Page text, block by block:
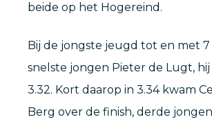
beide op het Hogereind.
Bij de jongste jeugd tot en met 7
snelste jongen Pieter de Lugt,
3.32. Kort daarop in 3.34 kwam
Berg over de finish, derde